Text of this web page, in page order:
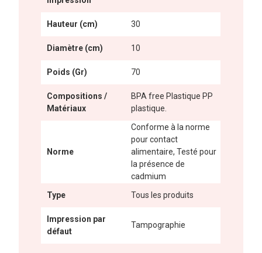
Hauteur (cm) 30
Diamètre (cm) 10
Poids (Gr) 70
Compositions /
Matériaux
BPA free Plastique PP
plastique.
Norme
Conforme à la norme
pour contact
alimentaire, Testé pour
la présence de
cadmium
Type
Tous les produits
Impression par
défaut
Tampographie